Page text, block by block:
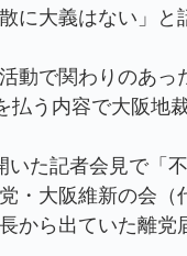
に大義はない」
動で関わりのあっ
払う内容で大阪地
た記者会見で「
・大阪維新の会
から出ていた離党